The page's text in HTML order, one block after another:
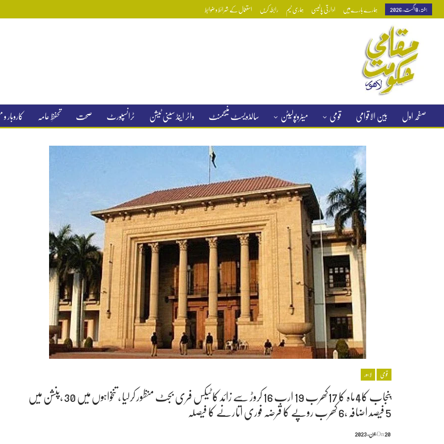
ہفتہ, 8 اگست, 2026 ہمارے بارے میں ادارتی پالیسی ہماری ٹیم رابطہ کریں استعمال کے شرائط و ضوابط
صفحہ اول بین الاقوامی قومی میٹروپولیٹن سالڈویسٹ منیجمنٹ واٹر اینڈ سینی ٹیشن ٹرانسپورٹ صحت تحفظِ عامہ کاروبار
قومی لاہور
پنجاب کا4ماہ کا 17کھرب 19 ارب 16 کروڑ سے زائد کاٹیکس فری بجٹ منظور کرلیا ، تنخواہوں میں 30 ،پنشن میں
5 فیصد اضافہ ،6 کھرب روپے کا قرضہ فوری اتارنے کا فیصلہ
On 20 جون, 2023